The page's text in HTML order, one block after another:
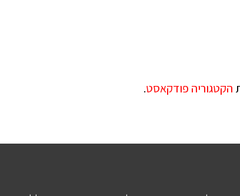
הקטגוריה פודקאסט.